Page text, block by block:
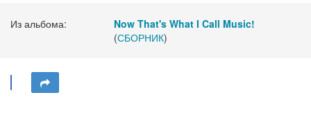
Из альбома:
Now That's What I Call Music!
(СБОРНИК)